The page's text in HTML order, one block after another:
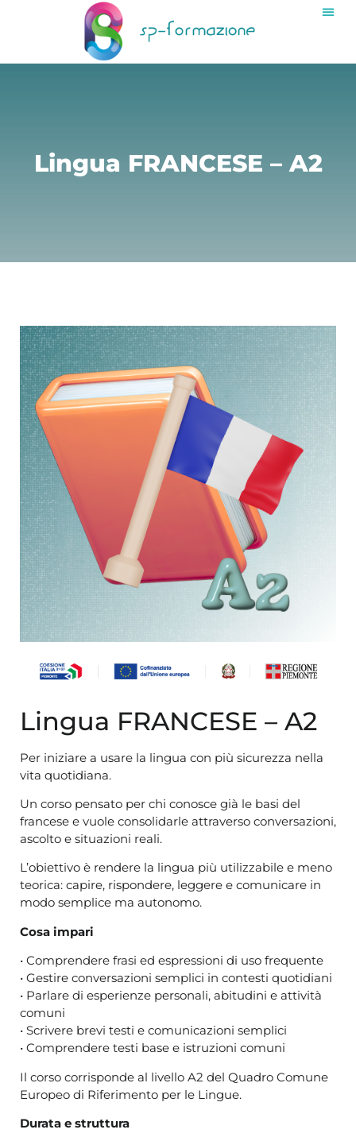
Lingua FRANCESE – A2
Lingua FRANCESE – A2
Per iniziare a usare la lingua con più sicurezza nella
vita quotidiana.
Un corso pensato per chi conosce già le basi del
francese e vuole consolidarle attraverso conversazioni,
ascolto e situazioni reali.
L’obiettivo è rendere la lingua più utilizzabile e meno
teorica: capire, rispondere, leggere e comunicare in
modo semplice ma autonomo.
Cosa impari
• Comprendere frasi ed espressioni di uso frequente
• Gestire conversazioni semplici in contesti quotidiani
• Parlare di esperienze personali, abitudini e attività
comuni
• Scrivere brevi testi e comunicazioni semplici
• Comprendere testi base e istruzioni comuni
Il corso corrisponde al livello A2 del Quadro Comune
Europeo di Riferimento per le Lingue.
Durata e struttura